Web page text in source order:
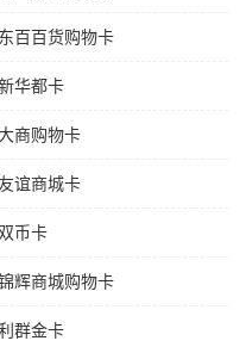
百百货购物卡
华都卡
商购物卡
谊商城卡
币卡
辉商城购物卡
群金卡